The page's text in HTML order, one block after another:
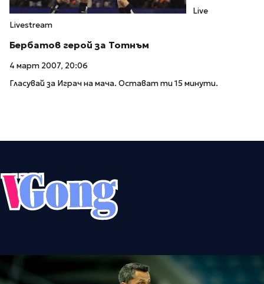
Live
Livestream
Бербатов герой за Тотнъм
4 март 2007, 20:06
Гласувай за Играч на мача. Остават ти 15 минути.